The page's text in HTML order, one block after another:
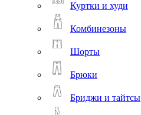
Куртки и худи
Комбинезоны
Шорты
Брюки
Бриджи и тайтсы